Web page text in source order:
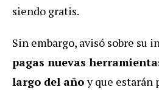
siendo gratis.
Sin embargo, avisó sobre su
pagas nuevas
largo del añoy que estarán